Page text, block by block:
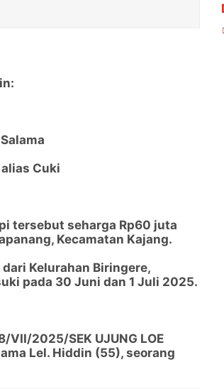
Cuki
tersebut seharga Rp60 juta
Kecamatan Kajang.
Kelurahan Biringere,
pada 30 Juni dan 1 Juli 2025.
2025/SEK UJUNG LOE
Lel. Hiddin (55), seorang